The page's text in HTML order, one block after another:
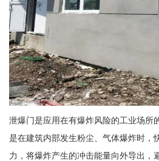
泄爆门是应用在有爆炸风险的工业场所
是在建筑内部发生粉尘、气体爆炸时，
力，将爆炸产生的冲击能量向外导出，